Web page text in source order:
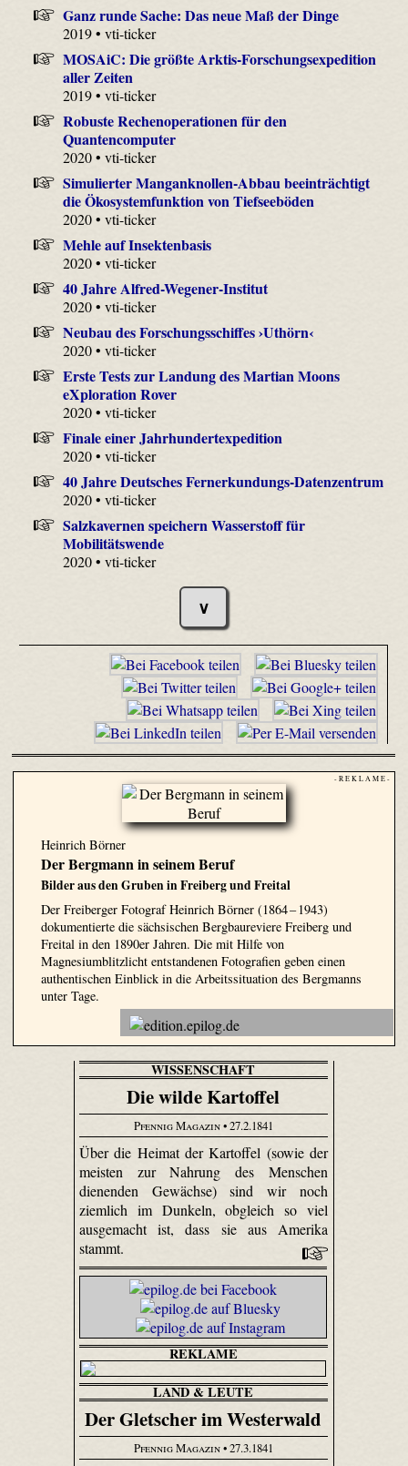
Ganz runde Sache: Das neue Maß der Dinge
2019 • vti-ticker
MOSAiC: Die größte Arktis-Forschungsexpedition
aller Zeiten
2019 • vti-ticker
Robuste Rechenoperationen für den
Quantencomputer
2020 • vti-ticker
Simulierter Manganknollen-Abbau beeinträchtigt
die Ökosystemfunktion von Tiefseeböden
2020 • vti-ticker
Mehle auf Insektenbasis
2020 • vti-ticker
40 Jahre Alfred-Wegener-Institut
2020 • vti-ticker
Neubau des Forschungsschiffes ›Uthörn‹
2020 • vti-ticker
Erste Tests zur Landung des Martian Moons
eXploration Rover
2020 • vti-ticker
Finale einer Jahrhundertexpedition
2020 • vti-ticker
40 Jahre Deutsches Fernerkundungs-Datenzentrum
2020 • vti-ticker
Salzkavernen speichern Wasserstoff für
Mobilitätswende
2020 • vti-ticker
∨
- R E K L A M E -
Heinrich Börner
Der Bergmann in seinem Beruf
Bilder aus den Gruben in Freiberg und Freital
Der Freiberger Fotograf Heinrich Börner (1864 – 1943)
dokumentierte die sächsischen Bergbaureviere Freiberg und
Freital in den 1890er Jahren. Die mit Hilfe von
Magnesiumblitzlicht entstandenen Fotografien geben einen
authentischen Einblick in die Arbeitssituation des Bergmanns
unter Tage.
WISSENSCHAFT
Die wilde Kartoffel
Pfennig Magazin• 27.2.1841
Über die Heimat der Kartoffel (sowie der
meisten zur Nahrung des Menschen
dienenden Gewächse) sind wir noch
ziemlich im Dunkeln, obgleich so viel
ausgemacht ist, dass sie aus Amerika
stammt.
REKLAME
LAND & LEUTE
Der Gletscher im Westerwald
Pfennig Magazin• 27.3.1841